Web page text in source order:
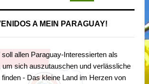
A MEIN PARAGUAY!
allen Paraguay-Interessierten als
um sich auszutauschen und verlässliche
- Das kleine Land im Herzen von